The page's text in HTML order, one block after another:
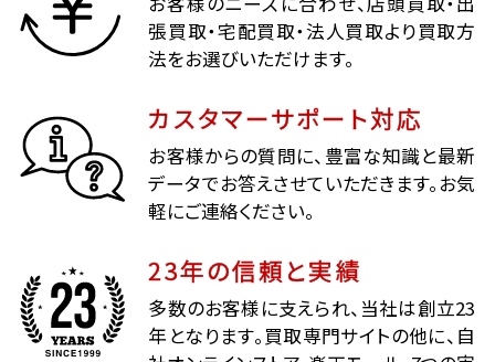
張買取・宅配買取・法人買取より買取方
法をお選びいただけます。
カスタマーサポート対応
お客様からの質問に、豊富な知識と最新
データでお答えさせていただきます。お気
軽にご連絡ください。
23年の信頼と実績
多数のお客様に支えられ、当社は創立23
年となります。買取専門サイトの他に、自